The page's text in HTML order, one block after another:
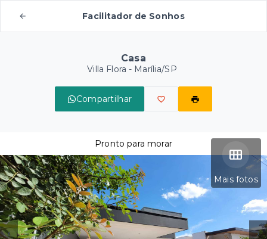
Facilitador de Sonhos
Casa
Villa Flora - Marília/SP
Compartilhar
Mais fotos
Pronto para morar